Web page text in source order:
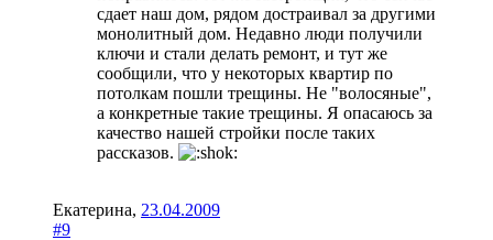
сдает наш дом, рядом достраивал за другими
монолитный дом. Недавно люди получили
ключи и стали делать ремонт, и тут же
сообщили, что у некоторых квартир по
потолкам пошли трещины. Не "волосяные",
а конкретные такие трещины. Я опасаюсь за
качество нашей стройки после таких
рассказов.
Екатерина, 23.04.2009
#9